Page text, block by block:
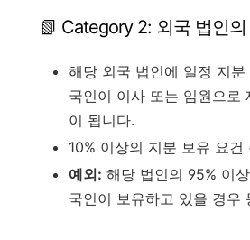
📗 Category 2: 외국 법인
해당 외국 법인에 일정 지
국인이 이사 또는 임원으로
이 됩니다.
10% 이상의 지분 보유 요건
예외: 해당 법인의 95% 이
국인이 보유하고 있을 경우